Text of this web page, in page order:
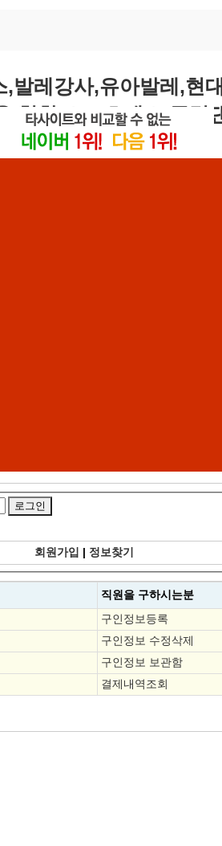
회원가입 | 정보찾기
직원을 구하시는분
구인정보등록
구인정보 수정삭제
구인정보 보관함
결제내역조회